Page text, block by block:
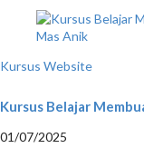
Kursus Website
Kursus Belajar
01/07/2025